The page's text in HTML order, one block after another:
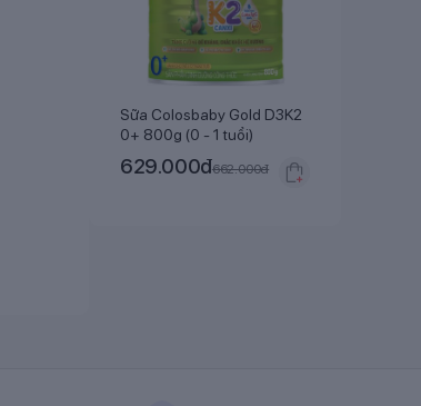
Sữa Colosbaby Gold D3K2
0+ 800g (0 - 1 tuổi)
629.000đ662.000đ